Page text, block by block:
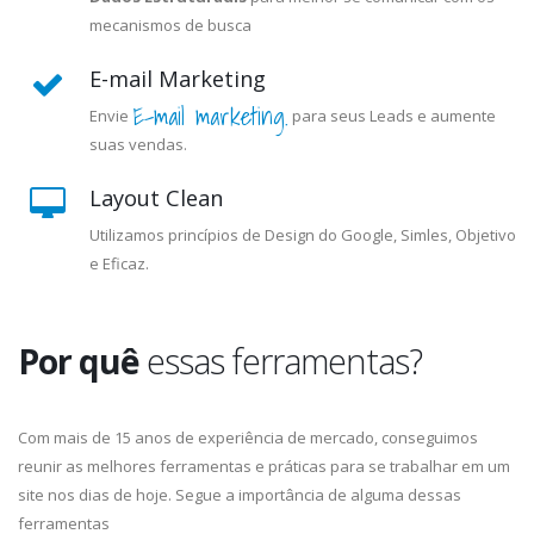
mecanismos de busca
E-mail Marketing
Envie E-mail marketing. para seus Leads e aumente
suas vendas.
Layout Clean
Utilizamos princípios de Design do Google, Simles, Objetivo
e Eficaz.
Por quêessas ferramentas?
Com mais de 15 anos de experiência de mercado, conseguimos
reunir as melhores ferramentas e práticas para se trabalhar em um
site nos dias de hoje. Segue a importância de alguma dessas
ferramentas